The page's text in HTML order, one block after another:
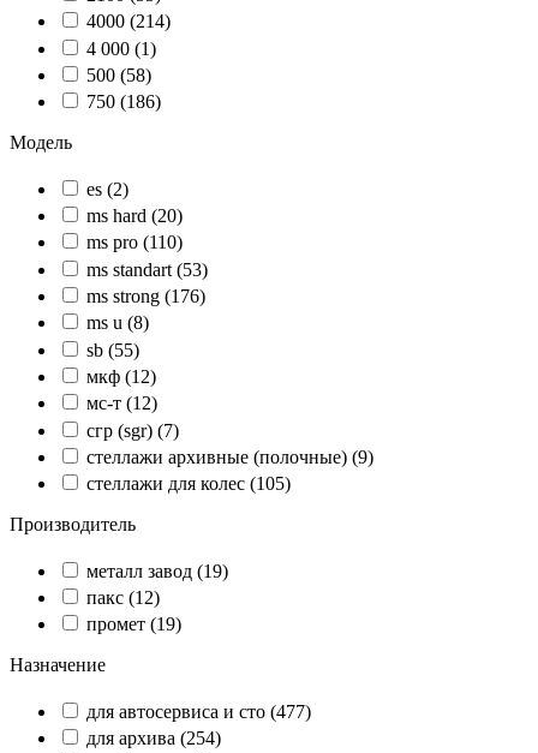
4000 (214)
4 000 (1)
500 (58)
750 (186)
Модель
es (2)
ms hard (20)
ms pro (110)
ms standart (53)
ms strong (176)
ms u (8)
sb (55)
мкф (12)
мс-т (12)
сгр (sgr) (7)
стеллажи архивные (полочные) (9)
стеллажи для колес (105)
Производитель
металл завод (19)
пакс (12)
промет (19)
Назначение
для автосервиса и сто (477)
для архива (254)